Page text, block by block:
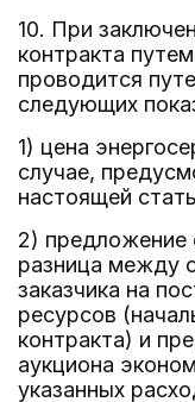
10. При
контракта
проводится
следующих
1) цена
случае,
настоящей
2) предложение
разница между
заказчика на
ресурсов
контракта) и
аукциона
указанных